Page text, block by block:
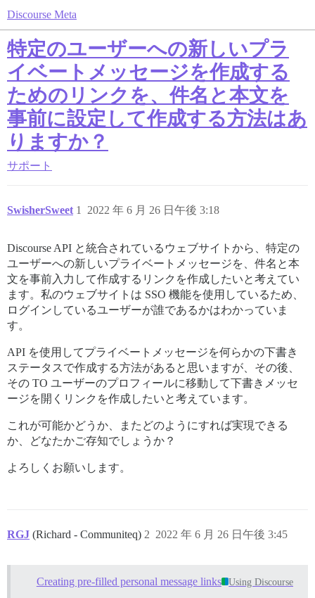
Discourse Meta
特定のユーザーへの新しいプラ
イベートメッセージを作成する
ためのリンクを、件名と本文を
事前に設定して作成する方法はあ
りますか？
サポート
SwisherSweet 2022 年 6 月 26 日午後 3:18
1
Discourse API と統合されているウェブサイトから、特定の
ユーザーへの新しいプライベートメッセージを、件名と本
文を事前入力して作成するリンクを作成したいと考えてい
ます。私のウェブサイトは SSO 機能を使用しているため、
ログインしているユーザーが誰であるかはわかっていま
す。
API を使用してプライベートメッセージを何らかの下書き
ステータスで作成する方法があると思いますが、その後、
その TO ユーザーのプロフィールに移動して下書きメッセ
ージを開くリンクを作成したいと考えています。
これが可能かどうか、またどのようにすれば実現できる
か、どなたかご存知でしょうか？
よろしくお願いします。
RGJ (Richard - Communiteq) 2022 年 6 月 26 日午後 3:45
2
Creating pre-filled personal message links Using Discourse